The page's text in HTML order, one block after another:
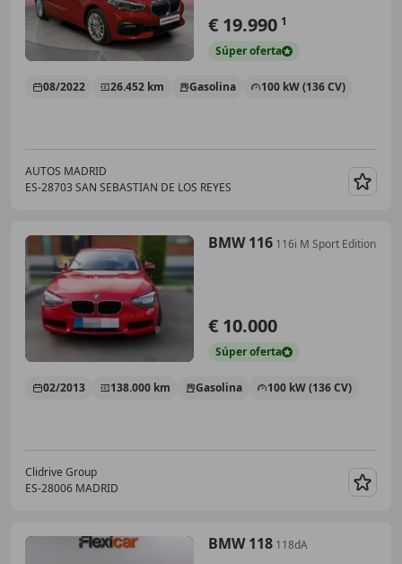
€ 19.990 1
Súperoferta
08/2022 26.452 km Gasolina 100 kW (136 CV)
AUTOS MADRID
ES-28703 SAN SEBASTIAN DE LOS REYES
BMW 116 116i M Sport Edition
€ 10.000
Súperoferta
02/2013 138.000 km Gasolina 100 kW (136 CV)
Clidrive Group
ES-28006 MADRID
BMW 118 118dA